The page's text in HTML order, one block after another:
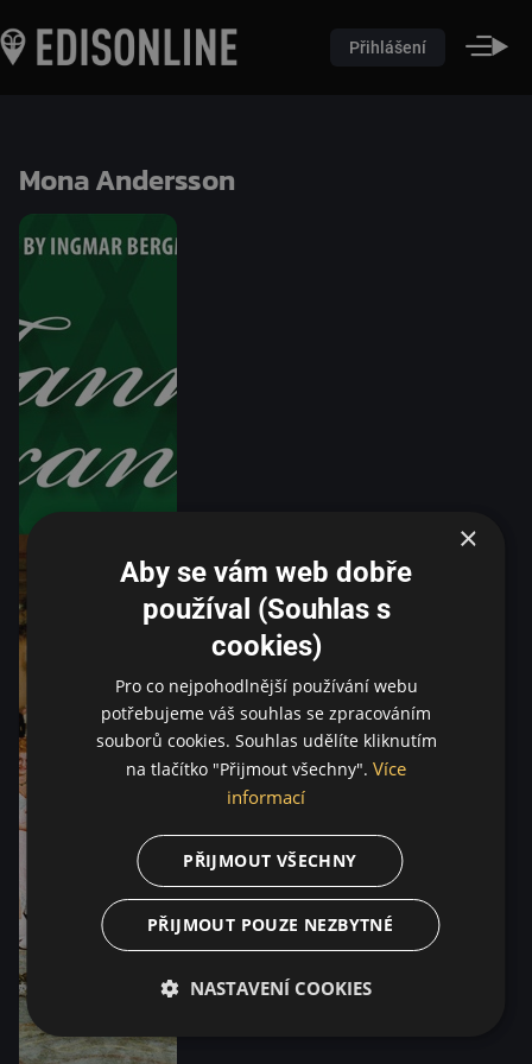
Přihlášení
Mona Andersson
×
Aby se vám web dobře
používal (Souhlas s
cookies)
Pro co nejpohodlnější používání webu
potřebujeme váš souhlas se zpracováním
souborů cookies. Souhlas udělíte kliknutím
na tlačítko "Přijmout všechny". Více
informací
PŘIJMOUT VŠECHNY
PŘIJMOUT POUZE NEZBYTNÉ
NASTAVENÍ COOKIES